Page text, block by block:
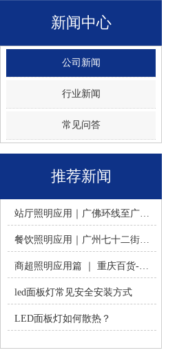
新闻中心
公司新闻
行业新闻
常见问答
推荐新闻
站厅照明应用｜广佛环线至广州南站 -佛山火树银花照明
餐饮照明应用｜广州七十二街道餐饮连锁-佛山火树银花照明
商超照明应用篇 ｜ 重庆百货-佛山火树银花照明合作历程
led面板灯常见安全安装方式
LED面板灯如何散热？